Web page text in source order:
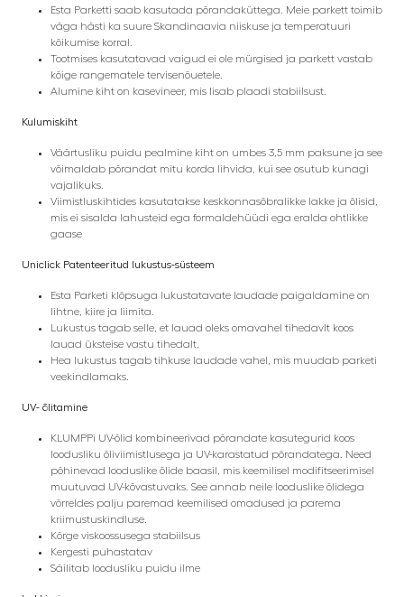
Esta Parketti saab kasutada põrandaküttega. Meie parkett toimib
väga hästi ka suure Skandinaavia niiskuse ja temperatuuri
kõikumise korral.
Tootmises kasutatavad vaigud ei ole mürgised ja parkett vastab
kõige rangematele tervisenõuetele.
Alumine kiht on kasevineer, mis lisab plaadi stabiilsust.
Kulumiskiht
Väärtusliku puidu pealmine kiht on umbes 3,5 mm paksune ja see
võimaldab põrandat mitu korda lihvida, kui see osutub kunagi
vajalikuks.
Viimistluskihtides kasutatakse keskkonnasõbralikke lakke ja õlisid,
mis ei sisalda lahusteid ega formaldehüüdi ega eralda ohtlikke
gaase
Uniclick Patenteeritud lukustus-süsteem
Esta Parketi klõpsuga lukustatavate laudade paigaldamine on
lihtne, kiire ja liimita.
Lukustus tagab selle, et lauad oleks omavahel tihedavlt koos
lauad üksteise vastu tihedalt,
Hea lukustus tagab tihkuse laudade vahel, mis muudab parketi
veekindlamaks.
UV- õlitamine
KLUMPPi UV-õlid kombineerivad põrandate kasutegurid koos
loodusliku õliviimistlusega ja UV-karastatud põrandatega. Need
põhinevad looduslike õlide baasil, mis keemilisel modifitseerimisel
muutuvad UV-kõvastuvaks. See annab neile looduslike õlidega
võrreldes palju paremad keemilised omadused ja parema
kriimustuskindluse.
Kõrge viskoossusega stabiilsus
Kergesti puhastatav
Säilitab loodusliku puidu ilme